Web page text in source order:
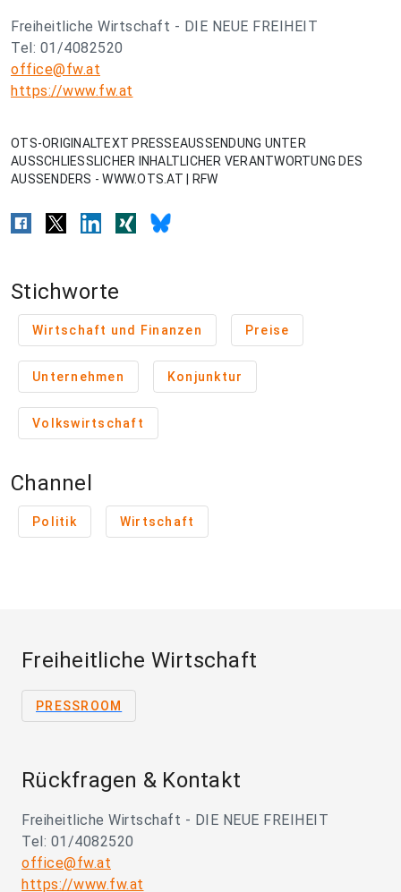
Freiheitliche Wirtschaft - DIE NEUE FREIHEIT
Tel: 01/4082520
office@fw.at
https://www.fw.at
OTS-ORIGINALTEXT PRESSEAUSSENDUNG UNTER
AUSSCHLIESSLICHER INHALTLICHER VERANTWORTUNG DES
AUSSENDERS - WWW.OTS.AT | RFW
Stichworte
Wirtschaft und Finanzen Preise
Unternehmen Konjunktur
Volkswirtschaft
Channel
Politik Wirtschaft
Freiheitliche Wirtschaft
PRESSROOM
Rückfragen & Kontakt
Freiheitliche Wirtschaft - DIE NEUE FREIHEIT
Tel: 01/4082520
office@fw.at
https://www.fw.at